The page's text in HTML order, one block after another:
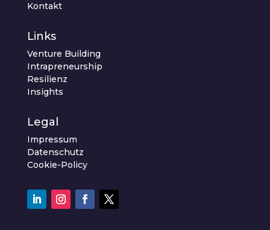
Kontakt
Links
Venture Building
Intrapreneurship
Resilienz
Insights
Legal
Impressum
Datenschutz
Cookie-Policy